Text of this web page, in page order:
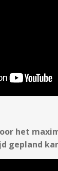
het
gepland